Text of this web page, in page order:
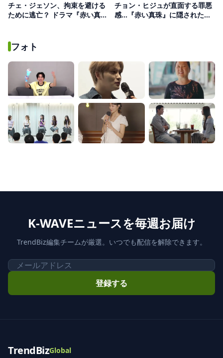
チェ・ジェソン、拘束を避ける
ために逃亡？ ドラマ『赤い真
チョン・ヒジュが直面する罪悪
感…『赤い真珠』に隠された歪
フォト
K-WAVEニュースを毎週お届け
TrendBiz編集チームが厳選。いつでも配信を解除できます。
メール
登録する
TrendBizGlobal